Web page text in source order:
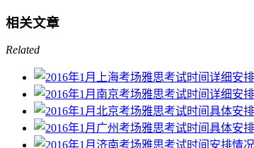
相关文章
Related